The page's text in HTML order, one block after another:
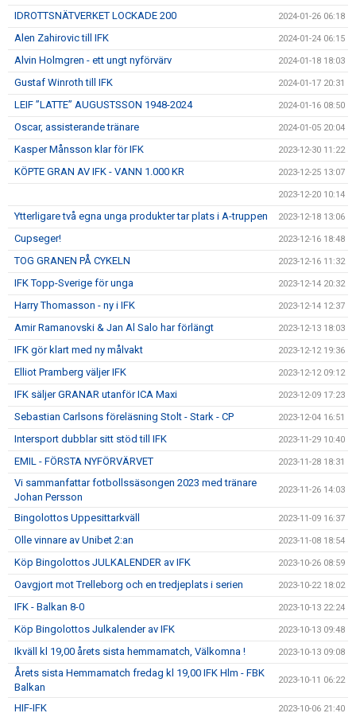
IDROTTSNÄTVERKET LOCKADE 200 2024-01-26 06:18
Alen Zahirovic till IFK 2024-01-24 06:15
Alvin Holmgren - ett ungt nyförvärv 2024-01-18 18:03
Gustaf Winroth till IFK 2024-01-17 20:31
LEIF ”LATTE” AUGUSTSSON 1948-2024 2024-01-16 08:50
Oscar, assisterande tränare 2024-01-05 20:04
Kasper Månsson klar för IFK 2023-12-30 11:22
KÖPTE GRAN AV IFK - VANN 1.000 KR 2023-12-25 13:07
2023-12-20 10:14
Ytterligare två egna unga produkter tar plats i A-truppen 2023-12-18 13:06
Cupseger! 2023-12-16 18:48
TOG GRANEN PÅ CYKELN 2023-12-16 11:32
IFK Topp-Sverige för unga 2023-12-14 20:32
Harry Thomasson - ny i IFK 2023-12-14 12:37
Amir Ramanovski & Jan Al Salo har förlängt 2023-12-13 18:03
IFK gör klart med ny målvakt 2023-12-12 19:36
Elliot Pramberg väljer IFK 2023-12-12 09:12
IFK säljer GRANAR utanför ICA Maxi 2023-12-09 17:23
Sebastian Carlsons föreläsning Stolt - Stark - CP 2023-12-04 16:51
Intersport dubblar sitt stöd till IFK 2023-11-29 10:40
EMIL - FÖRSTA NYFÖRVÄRVET 2023-11-28 18:31
Vi sammanfattar fotbollssäsongen 2023 med tränare
Johan Persson
2023-11-26 14:03
Bingolottos Uppesittarkväll 2023-11-09 16:37
Olle vinnare av Unibet 2:an 2023-11-08 18:54
Köp Bingolottos JULKALENDER av IFK 2023-10-26 08:59
Oavgjort mot Trelleborg och en tredjeplats i serien 2023-10-22 18:02
IFK - Balkan 8-0 2023-10-13 22:24
Köp Bingolottos Julkalender av IFK 2023-10-13 09:48
Ikväll kl 19,00 årets sista hemmamatch, Välkomna ! 2023-10-13 09:08
Årets sista Hemmamatch fredag kl 19,00 IFK Hlm - FBK
Balkan
2023-10-11 06:22
HIF-IFK 2023-10-06 21:40